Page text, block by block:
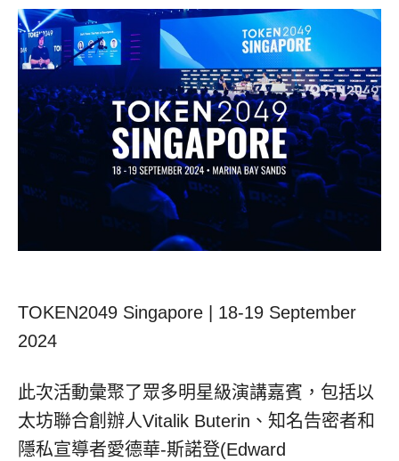
TOKEN2049 Singapore | 18-19 September
2024
此次活動彙聚了眾多明星級演講嘉賓，包括以
太坊聯合創辦人Vitalik Buterin、知名告密者和
隱私宣導者愛德華-斯諾登(Edward